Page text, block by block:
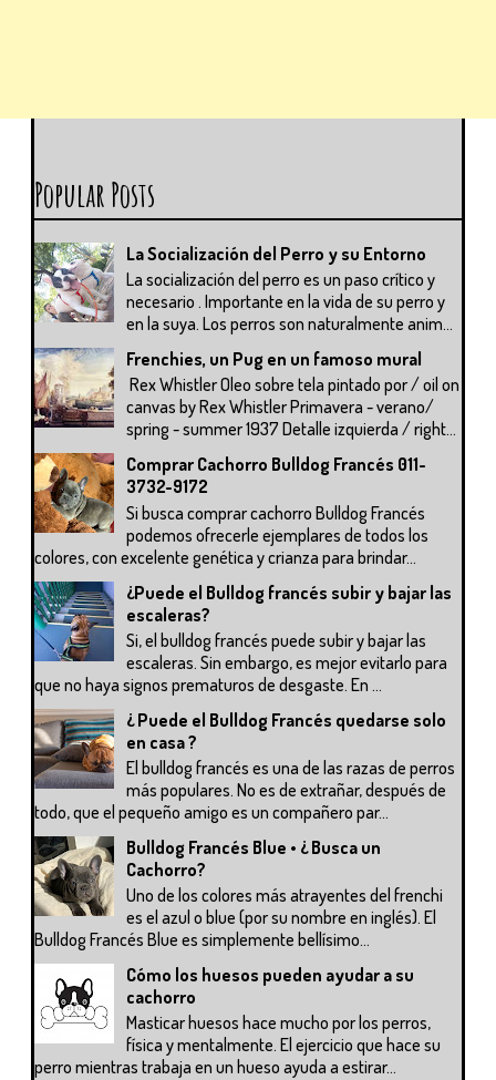
Popular Posts
La Socialización del Perro y su Entorno
La socialización del perro es un paso crítico y
necesario . Importante en la vida de su perro y
en la suya. Los perros son naturalmente anim...
Frenchies, un Pug en un famoso mural
Rex Whistler Oleo sobre tela pintado por / oil on
canvas by Rex Whistler Primavera - verano/
spring - summer 1937 Detalle izquierda / right...
Comprar Cachorro Bulldog Francés 011-
3732-9172
Si busca comprar cachorro Bulldog Francés
podemos ofrecerle ejemplares de todos los
colores, con excelente genética y crianza para brindar...
¿Puede el Bulldog francés subir y bajar las
escaleras?
Si, el bulldog francés puede subir y bajar las
escaleras. Sin embargo, es mejor evitarlo para
que no haya signos prematuros de desgaste. En ...
¿ Puede el Bulldog Francés quedarse solo
en casa ?
El bulldog francés es una de las razas de perros
más populares. No es de extrañar, después de
todo, que el pequeño amigo es un compañero par...
Bulldog Francés Blue • ¿ Busca un
Cachorro?
Uno de los colores más atrayentes del frenchi
es el azul o blue (por su nombre en inglés). El
Bulldog Francés Blue es simplemente bellísimo...
Cómo los huesos pueden ayudar a su
cachorro
Masticar huesos hace mucho por los perros,
física y mentalmente. El ejercicio que hace su
perro mientras trabaja en un hueso ayuda a estirar...